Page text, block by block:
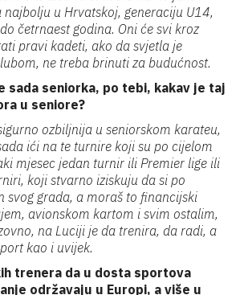
u Hrvatskoj, generaciju U14,
četrnaest godina. Oni će svi kroz
pravi kadeti, ako da svjetla je
ne treba brinuti za budućnost.
sada seniorka, po tebi, kakav je taj
u seniore?
ozbiljnija u seniorskom karateu,
ići na te turnire koji su po cijelom
mjesec jedan turnir ili Premier lige ili
koji stvarno iziskuju da si po
svog grada, a moraš to financijski
avionskom kartom i svim ostalim,
na Luciji je da trenira, da radi, a
kao i uvijek.
trenera da u dosta sportova
održavaju u Europi, a više u